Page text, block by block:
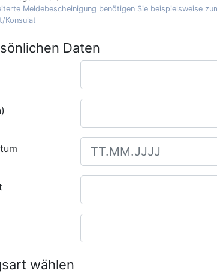
Meldebescheinigung benötigen Sie beispielsweise
Konsulat
Daten
wählen